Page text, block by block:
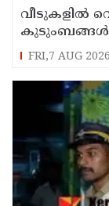
വീടുകളില്‍
രൂപ
അനില്‍കുമാര്‍
FRI,7 AUG 2026